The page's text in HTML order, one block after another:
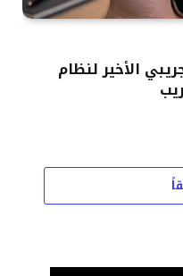
الأخير لنظام